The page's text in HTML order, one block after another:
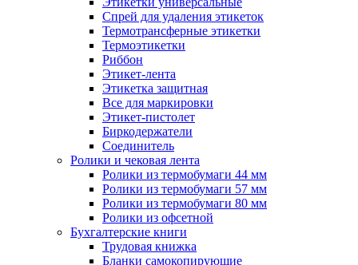
Спрей для удаления этикеток
Термотрансферные этикетки
Термоэтикетки
Риббон
Этикет-лента
Этикетка защитная
Все для маркировки
Этикет-пистолет
Биркодержатели
Соединитель
Ролики и чековая лента
Ролики из термобумаги 44 мм
Ролики из термобумаги 57 мм
Ролики из термобумаги 80 мм
Ролики из офсетной
Бухгалтерские книги
Трудовая книжка
Бланки самокопирующие